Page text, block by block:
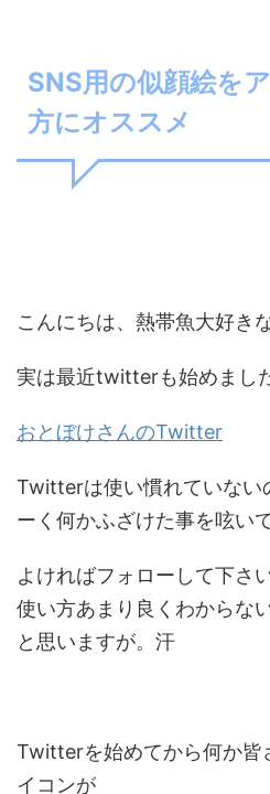
SNS用の似顔絵を
方にオススメ
こんにちは、熱帯魚大好き
実は最近twitterも始めまし
おとぼけさんのTwitter
Twitterは使い慣れていない
ーく何かふざけた事を呟い
よければフォローして下さい
使い方あまり良くわからな
と思いますが。汗
Twitterを始めてから何か皆
イコンが